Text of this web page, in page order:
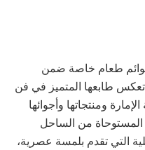
طعام خاصة ضمن
طابعها المتميز في فن
ومنتجاتها وأجوائها
المستوحاة من الساحل
التي تقدم بلمسة عصرية،